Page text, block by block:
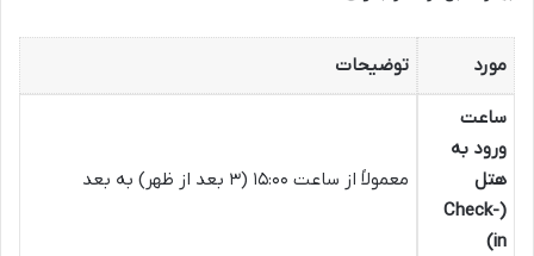
مورد توضیحات
ساعت
ورود به
هتل
(Check-
in)
معمولاً از ساعت ۱۵:۰۰ (۳ بعد از ظهر) به بعد